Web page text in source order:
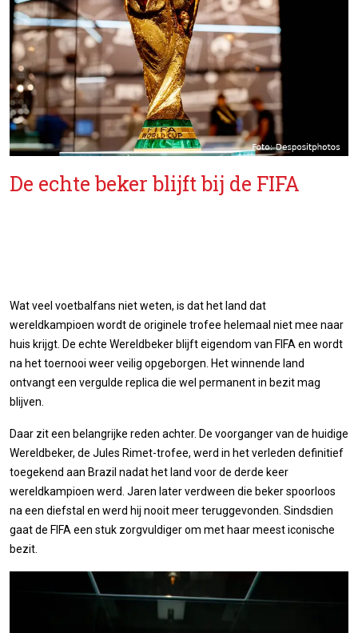
De echte beker blijft bij de FIFA
Wat veel voetbalfans niet weten, is dat het land dat
wereldkampioen wordt de originele trofee helemaal niet mee naar
huis krijgt. De echte Wereldbeker blijft eigendom van FIFA en wordt
na het toernooi weer veilig opgeborgen. Het winnende land
ontvangt een vergulde replica die wel permanent in bezit mag
blijven.
Daar zit een belangrijke reden achter. De voorganger van de huidige
Wereldbeker, de Jules Rimet-trofee, werd in het verleden definitief
toegekend aan Brazil nadat het land voor de derde keer
wereldkampioen werd. Jaren later verdween die beker spoorloos
na een diefstal en werd hij nooit meer teruggevonden. Sindsdien
gaat de FIFA een stuk zorgvuldiger om met haar meest iconische
bezit.